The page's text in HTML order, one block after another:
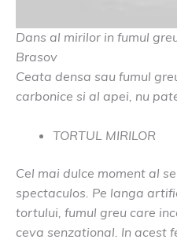
Dans al mirilor in fumul
Brasov
Ceata densa sau fumul
carbonice si al apei, nu
TORTUL MIRILOR
Cel mai dulce moment al
spectaculos. Pe langa
tortului, fumul greu care
ceva senzational. In acest